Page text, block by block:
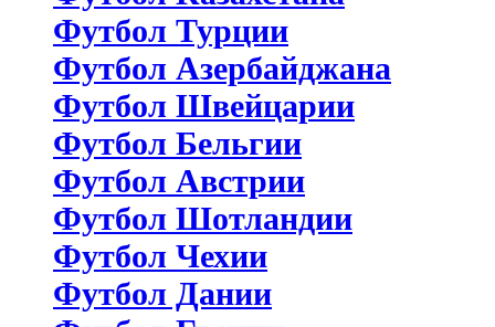
Футбол Турции
Футбол Азербайджана
Футбол Швейцарии
Футбол Бельгии
Футбол Австрии
Футбол Шотландии
Футбол Чехии
Футбол Дании